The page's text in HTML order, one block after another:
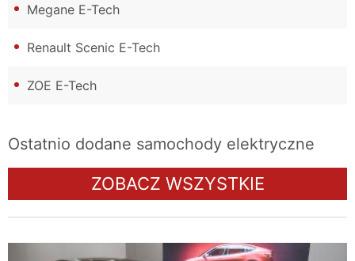
Megane E-Tech
Renault Scenic E-Tech
ZOE E-Tech
Ostatnio dodane samochody elektryczne
ZOBACZ WSZYSTKIE